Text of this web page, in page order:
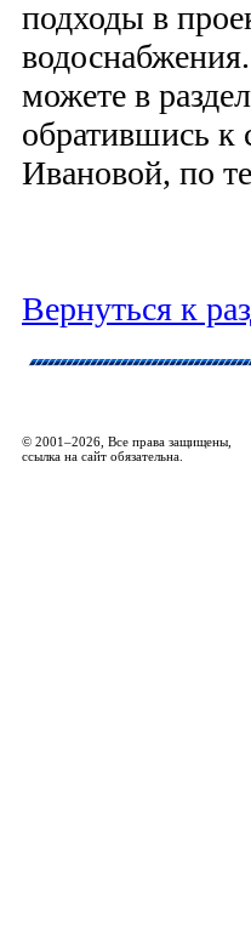
подходы в
можете в
обратившись к
Ивановой, по
Вернуться к
© 2001–2026, Все права защищены,
ссылка на сайт обязательна.